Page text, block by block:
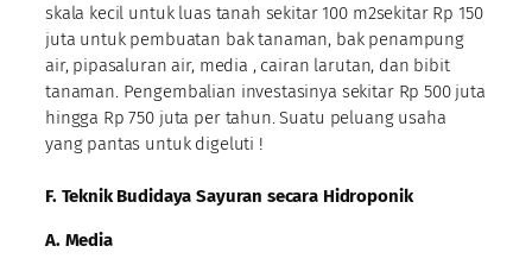
skala kecil untuk luas tanah sekitar 100 m2sekitar Rp 150
juta untuk pembuatan bak tanaman, bak penampung
air, pipasaluran air, media , cairan larutan, dan bibit
tanaman. Pengembalian investasinya sekitar Rp 500 juta
hingga Rp 750 juta per tahun. Suatu peluang usaha
yang pantas untuk digeluti !
F. Teknik Budidaya Sayuran secara Hidroponik
A. Media